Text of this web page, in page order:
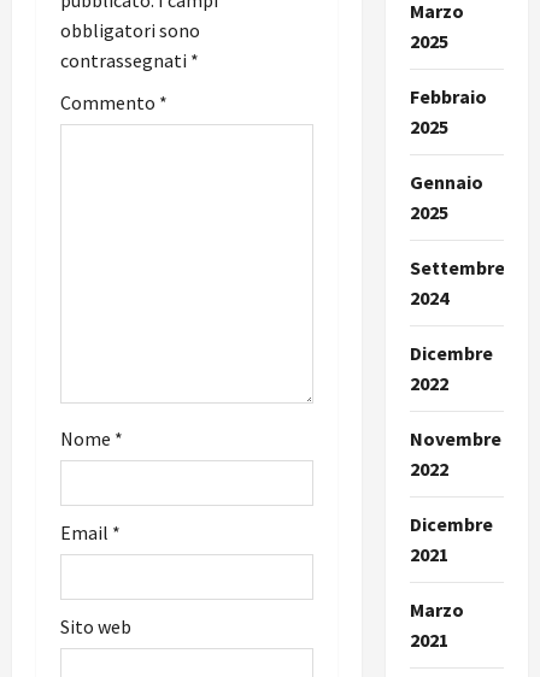
z
i
o
i
c
o
o
obbligatori sono
contrassegnati *
Commento *
Nome *
Email *
Sito web
Marzo
2025
Febbraio
2025
Gennaio
2025
Settembre
2024
Dicembre
2022
Novembre
2022
Dicembre
2021
Marzo
2021